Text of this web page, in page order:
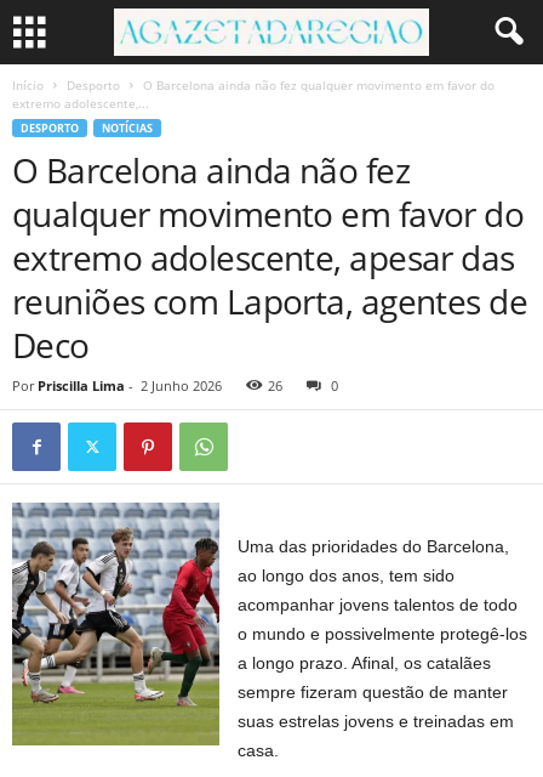
Início Desporto
O Barcelona ainda não fez qualquer movimento em favor do
extremo adolescente,...
DESPORTO NOTÍCIAS
O Barcelona ainda não fez
qualquer movimento em favor do
extremo adolescente, apesar das
reuniões com Laporta, agentes de
Deco
Por Priscilla Lima - 2 Junho 2026 26 0
Uma das prioridades do Barcelona, ​​
ao longo dos anos, tem sido
acompanhar jovens talentos de todo
o mundo e possivelmente protegê-los
a longo prazo. Afinal, os catalães
sempre fizeram questão de manter
suas estrelas jovens e treinadas em
casa.